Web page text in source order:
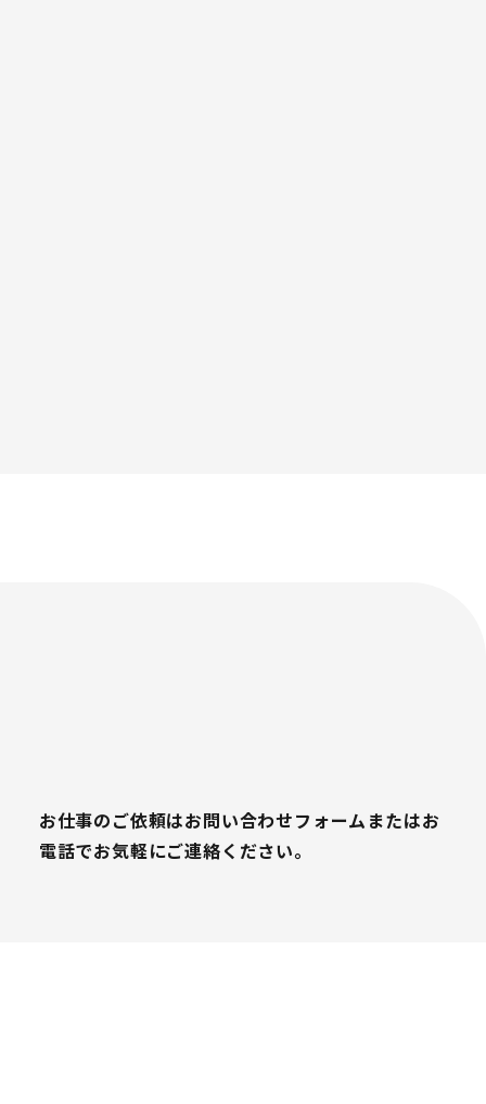
お仕事のご依頼はお問い合わせフォームまたはお
電話でお気軽にご連絡ください。